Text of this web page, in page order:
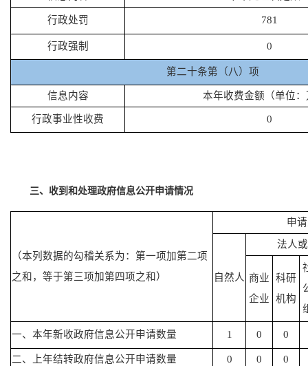
行政处罚 781
行政强制 0
第二十条第（八）项
信息内容 本年收费金额（单位：
行政事业性收费 0
三、收到和处理政府信息公开申请情况
（本列数据的勾稽关系为：第一项加第二项
之和，等于第三项加第四项之和）
申
自然人
法人
商业
企业
科研
机构
一、本年新收政府信息公开申请数量 1 0 0
二、上年结转政府信息公开申请数量 0 0 0